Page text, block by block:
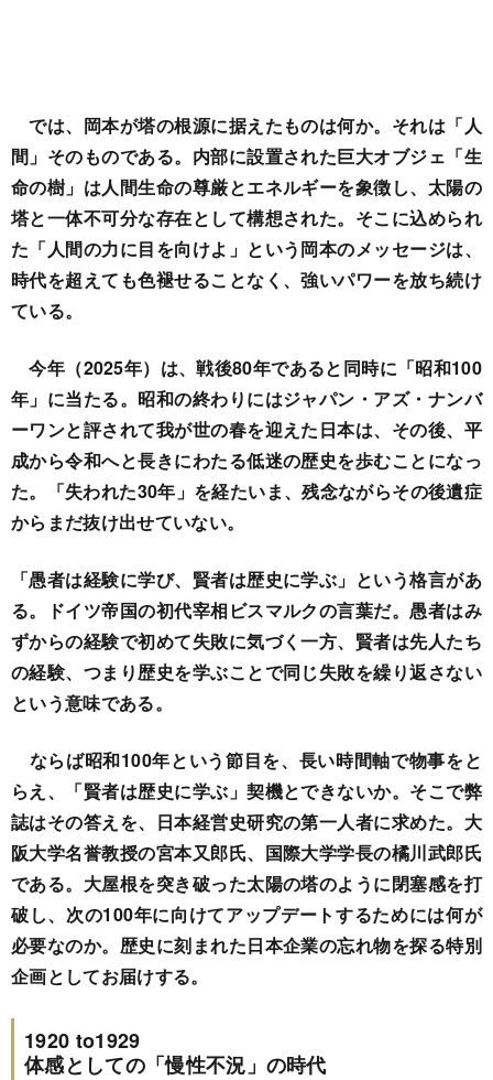
では、岡本が塔の根源に据えたものは何か。それは「人
間」そのものである。内部に設置された巨大オブジェ「生
命の樹」は人間生命の尊厳とエネルギーを象徴し、太陽の
塔と一体不可分な存在として構想された。そこに込められ
た「人間の力に目を向けよ」という岡本のメッセージは、
時代を超えても色褪せることなく、強いパワーを放ち続け
ている。
今年（2025年）は、戦後80年であると同時に「昭和100
年」に当たる。昭和の終わりにはジャパン・アズ・ナンバ
ーワンと評されて我が世の春を迎えた日本は、その後、平
成から令和へと長きにわたる低迷の歴史を歩むことになっ
た。「失われた30年」を経たいま、残念ながらその後遺症
からまだ抜け出せていない。
「愚者は経験に学び、賢者は歴史に学ぶ」という格言があ
る。ドイツ帝国の初代宰相ビスマルクの言葉だ。愚者はみ
ずからの経験で初めて失敗に気づく一方、賢者は先人たち
の経験、つまり歴史を学ぶことで同じ失敗を繰り返さない
という意味である。
ならば昭和100年という節目を、長い時間軸で物事をと
らえ、「賢者は歴史に学ぶ」契機とできないか。そこで弊
誌はその答えを、日本経営史研究の第一人者に求めた。大
阪大学名誉教授の宮本又郎氏、国際大学学長の橘川武郎氏
である。大屋根を突き破った太陽の塔のように閉塞感を打
破し、次の100年に向けてアップデートするためには何が
必要なのか。歴史に刻まれた日本企業の忘れ物を探る特別
企画としてお届けする。
1920 to1929
体感としての「慢性不況」の時代